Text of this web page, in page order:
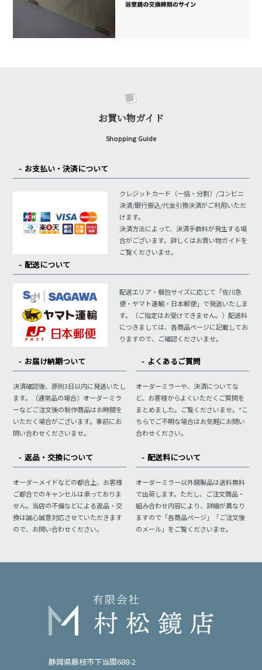
お買い物ガイド
Shopping Guide
お支払い・決済について
クレジットカード（一括・分割）/コンビニ
決済/銀行振込/代金引換決済がご利用いただ
けます。
決済方法によって、決済手数料が発生する場
合がございます。詳しくはお買い物ガイドを
ご覧くださいませ。
配送について
配送エリア・梱包サイズに応じて「佐川急
便・ヤマト運輸・日本郵便」で発送いたしま
す。（ご指定はお受けできません。）配送料
につきましては、各商品ページに記載してお
りますので、ご確認くださいませ。
お届け納期ついて
決済確認後、原則3日以内に発送いたし
ます。（通常品の場合）オーダーミラ
ーなどご注文後の制作商品はお時間を
いただく場合がございます。事前にお
問い合わせくださいませ。
よくあるご質問
オーダーミラーや、決済についてな
ど、お客様からよくいただくご質問を
まとめました。ご覧くださいませ。*こ
ちらでご不明な場合はお気軽にお問い
合わせください。
返品・交換について
オーダーメイドなどの都合上、お客様
ご都合でのキャンセルは承っておりま
せん。当店の不備などによる返品・交
換は誠心誠意対応させていただきます
ので、お問い合わせください。
配送料について
オーダーミラー以外鏡製品は送料無料
で出荷します。ただし、ご注文商品・
組み合わせ内容により、詳細が異なり
ますので「各商品ページ」「ご注文後
のメール」をご覧くださいませ。
静岡県藤枝市下当間688-2